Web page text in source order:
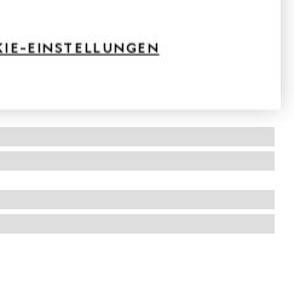
EINSTELLUNGEN